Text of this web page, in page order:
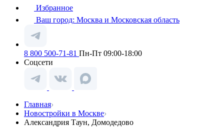
Избранное
Ваш город: Москва и Московская область
8 800 500-71-81 Пн-Пт 09:00-18:00
Соцсети
Главная
Новостройки в Москве
Александрия Таун, Домодедово